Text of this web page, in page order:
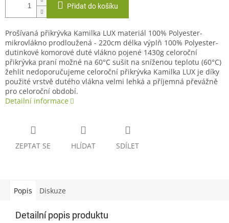
Přidat do košíku
Prošívaná přikrývka Kamilka LUX materiál 100% Polyester-
mikrovlákno prodloužená - 220cm délka výplň 100% Polyester-
dutinkové komorové duté vlákno pojené 1430g celoroční
přikrývka praní možné na 60°C sušit na sníženou teplotu (60°C)
žehlit nedoporučujeme celoroční přikrývka Kamilka LUX je díky
použité vrstvě dutého vlákna velmi lehká a příjemná převážně
pro celoroční období.
Detailní informace
ZEPTAT SE HLÍDAT SDÍLET
Popis Diskuze
Detailní popis produktu